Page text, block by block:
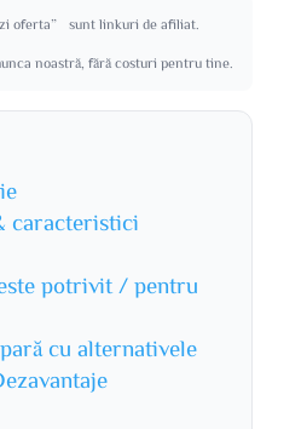
oferta” sunt linkuri de afiliat.
noastră, fără costuri pentru tine.
caracteristici
potrivit / pentru
cu alternativele